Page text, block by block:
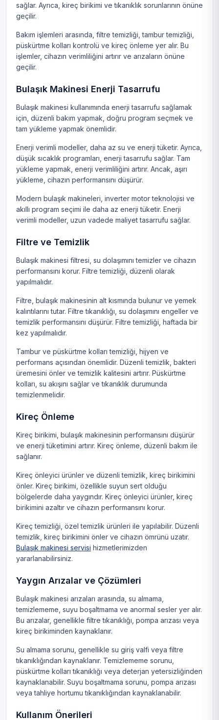
sağlar. Ayrıca, kireç birikimi ve tıkanıklık sorunlarının önüne
geçilir.
Bakım işlemleri arasında, filtre temizliği, tambur temizliği,
püskürtme kolları kontrolü ve kireç önleme yer alır. Bu
işlemler, cihazın verimliliğini artırır ve arızaların önüne
geçilir.
Bulaşık Makinesi Enerji Tasarrufu
Bulaşık makinesi kullanımında enerji tasarrufu sağlamak
için, düzenli bakım yapmak, doğru program seçmek ve
tam yükleme yapmak önemlidir.
Enerji verimli modeller, daha az su ve enerji tüketir. Ayrıca,
düşük sıcaklık programları, enerji tasarrufu sağlar. Tam
yükleme yapmak, enerji verimliliğini artırır. Ancak, aşırı
yükleme, cihazın performansını düşürür.
Modern bulaşık makineleri, inverter motor teknolojisi ve
akıllı program seçimi ile daha az enerji tüketir. Enerji
verimli modeller, uzun vadede maliyet tasarrufu sağlar.
Filtre ve Temizlik
Bulaşık makinesi filtresi, su dolaşımını temizler ve cihazın
performansını korur. Filtre temizliği, düzenli olarak
yapılmalıdır.
Filtre, bulaşık makinesinin alt kısmında bulunur ve yemek
kalıntılarını tutar. Filtre tıkanıklığı, su dolaşımını engeller ve
temizlik performansını düşürür. Filtre temizliği, haftada bir
kez yapılmalıdır.
Tambur ve püskürtme kolları temizliği, hijyen ve
performans açısından önemlidir. Düzenli temizlik, bakteri
üremesini önler ve temizlik kalitesini artırır. Püskürtme
kolları, su akışını sağlar ve tıkanıklık durumunda
temizlenmelidir.
Kireç Önleme
Kireç birikimi, bulaşık makinesinin performansını düşürür
ve enerji tüketimini artırır. Kireç önleme, düzenli bakım ile
sağlanır.
Kireç önleyici ürünler ve düzenli temizlik, kireç birikimini
önler. Kireç birikimi, özellikle suyun sert olduğu
bölgelerde daha yaygındır. Kireç önleyici ürünler, kireç
birikimini azaltır ve cihazın performansını korur.
Kireç temizliği, özel temizlik ürünleri ile yapılabilir. Düzenli
temizlik, kireç birikimini önler ve cihazın ömrünü uzatır.
Bulaşık makinesi servisi hizmetlerimizden
yararlanabilirsiniz.
Yaygın Arızalar ve Çözümleri
Bulaşık makinesi arızaları arasında, su almama,
temizlememe, suyu boşaltmama ve anormal sesler yer alır.
Bu arızalar, genellikle filtre tıkanıklığı, pompa arızası veya
kireç birikiminden kaynaklanır.
Su almama sorunu, genellikle su giriş valfi veya filtre
tıkanıklığından kaynaklanır. Temizlememe sorunu,
püskürtme kolları tıkanıklığı veya deterjan yetersizliğinden
kaynaklanabilir. Suyu boşaltmama sorunu, pompa arızası
veya tahliye hortumu tıkanıklığından kaynaklanabilir.
Kullanım Önerileri